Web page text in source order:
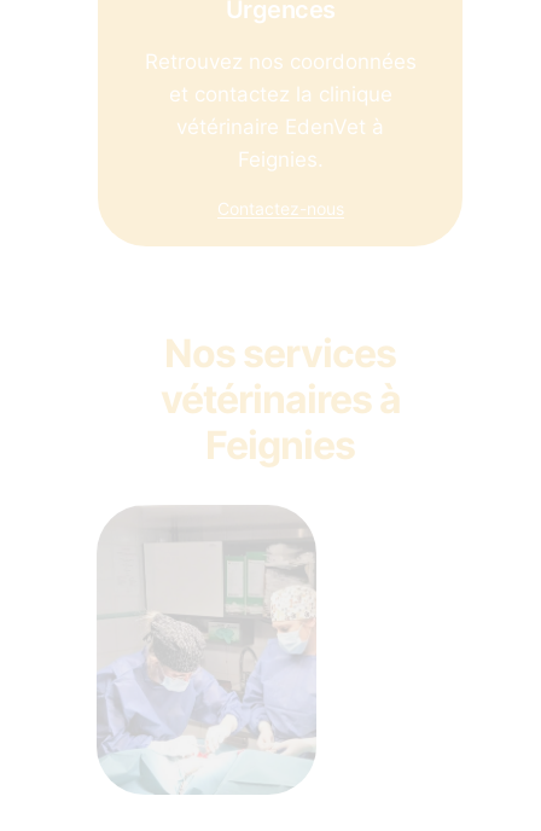
Urgences
Retrouvez nos coordonnées
et contactez la clinique
vétérinaire EdenVet à
Feignies.
Contactez-nous
Nos services
vétérinaires à
Feignies